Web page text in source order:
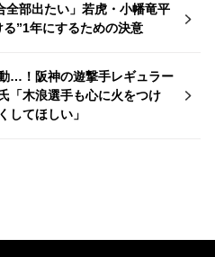
全部出たい」若虎・小幡竜平
”1年にするための決意
…！阪神の遊撃手レギュラー
「木浪選手も心に火をつけ
してほしい」